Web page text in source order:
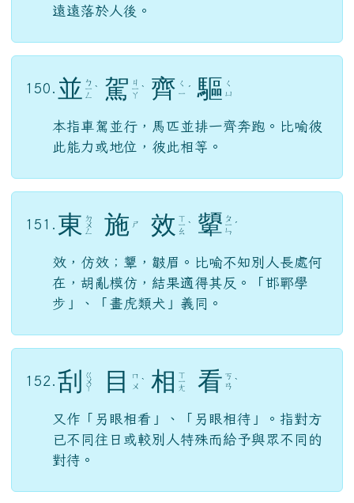
遠遠落於人後。
150. 並 ㄅ
ㄧ
ㄥ
ˋ 駕 ㄐ
ㄧ
ㄚ
ˋ 齊 ㄑ
ㄧ ˊ 驅 ㄑ
ㄩ
本指車駕並行，馬匹並排一齊奔跑。比喻彼
此能力或地位，彼此相等。
151. 東 ㄉ
ㄨ
ㄥ 施 ㄕ 效 ㄒ
ㄧ
ㄠ
ˋ 顰 ㄆ
ㄧ
ㄣ
ˊ
效，仿效；顰，皺眉。比喻不知別人長處何
在，胡亂模仿，結果適得其反。「邯鄲學
步」、「畫虎類犬」義同。
152. 刮 ㄍ
ㄨ
ㄚ 目
ㄇ
ㄨ ˋ 相 ㄒ
ㄧ
ㄤ 看 ㄎ
ㄢ ˋ
又作「另眼相看」、「另眼相待」。指對方
已不同往日或較別人特殊而給予與眾不同的
對待。